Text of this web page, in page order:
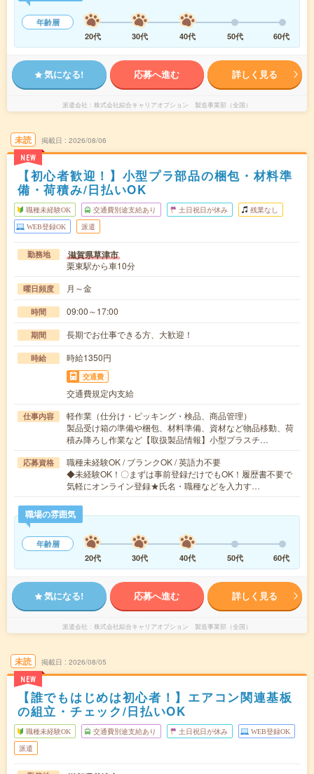
年齢層
20代
30代 40代 50代 60代
気になる! 応募へ進む 詳しく見る
派遣会社 株式会社綜合キャリアオプション 製造事業部（全国）
未読
NEW
掲載日 2026/08/06
【初心者歓迎！】小型プラ部品の梱包・材料準
備・荷積み/日払いOK
職種未経験OK 交通費別途支給あり 土日祝日が休み 残業なし
WEB登録OK 派遣
勤務地 滋賀県草津市
栗東駅から車10分
曜日頻度 月～金
時間 09:00～17:00
期間 長期でお仕事できる方、大歓迎！
時給 時給1350円
交通費
交通費規定内支給
仕事内容
軽作業（仕分け・ピッキング・検品、商品管理）
製品受け箱の準備や梱包、材料準備、資材など物品移動、荷
積み降ろし作業など【取扱製品情報】小型プラスチ…
応募資格
職種未経験OK / ブランクOK / 英語力不要
◆未経験OK！〇まずは事前登録だけでもOK！履歴書不要で
気軽にオンライン登録★氏名・職種などを入力す…
職場の雰囲気
年齢層
20代
30代 40代 50代 60代
気になる! 応募へ進む 詳しく見る
派遣会社 株式会社綜合キャリアオプション 製造事業部（全国）
未読
NEW
掲載日 2026/08/05
【誰でもはじめは初心者！】エアコン関連基板
の組立・チェック/日払いOK
職種未経験OK 交通費別途支給あり 土日祝日が休み WEB登録OK
派遣